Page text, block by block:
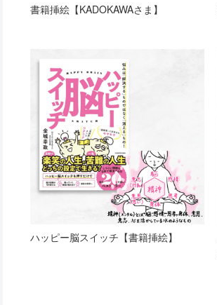
書籍挿絵【KADOKAWAさま】
ハッピー脳スイッチ【書籍挿絵】